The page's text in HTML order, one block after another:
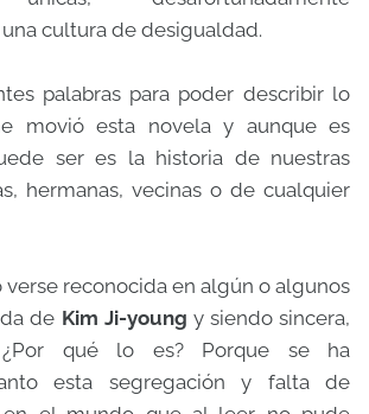
cultura de desigualdad.
palabras para poder describir lo
movió esta novela y aunque es
ser es la historia de nuestras
hermanas, vecinas o de cualquier
verse reconocida en algún o algunos
de Kim Ji-young y siendo sincera,
¿Por qué lo es? Porque se ha
esta segregación y falta de